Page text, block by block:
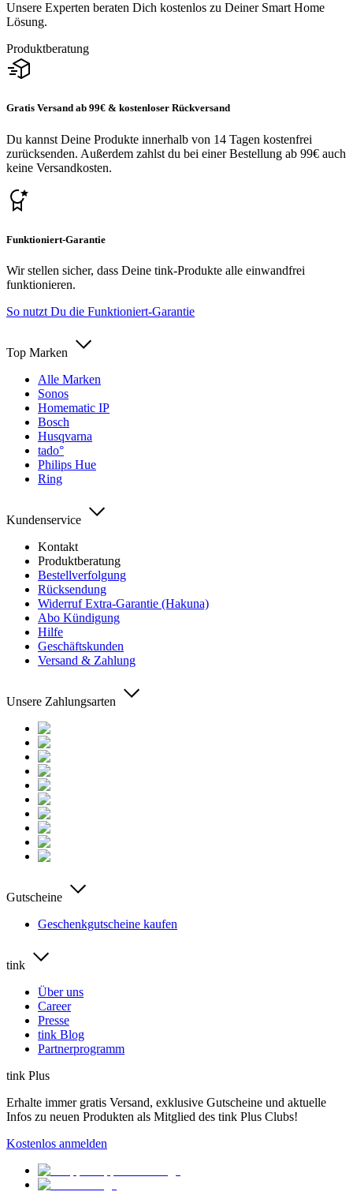
Unsere Experten beraten Dich kostenlos zu Deiner Smart Home
Lösung.
Produktberatung
Gratis Versand ab 99€ & kostenloser Rückversand
Du kannst Deine Produkte innerhalb von 14 Tagen kostenfrei
zurücksenden. Außerdem zahlst du bei einer Bestellung ab 99€ auch
keine Versandkosten.
Funktioniert-Garantie
Wir stellen sicher, dass Deine tink-Produkte alle einwandfrei
funktionieren.
So nutzt Du die Funktioniert-Garantie
Top Marken
Alle Marken
Sonos
Homematic IP
Bosch
Husqvarna
tado°
Philips Hue
Ring
Kundenservice
Kontakt
Produktberatung
Bestellverfolgung
Rücksendung
Widerruf Extra-Garantie (Hakuna)
Abo Kündigung
Hilfe
Geschäftskunden
Versand & Zahlung
Unsere Zahlungsarten
Gutscheine
Geschenkgutscheine kaufen
tink
Über uns
Career
Presse
tink Blog
Partnerprogramm
tink Plus
Erhalte immer gratis Versand, exklusive Gutscheine und aktuelle
Infos zu neuen Produkten als Mitglied des tink Plus Clubs!
Kostenlos anmelden